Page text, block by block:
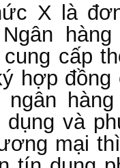
X là
cấp
hợp
và
mại